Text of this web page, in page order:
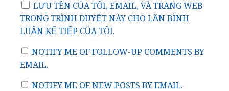
LƯU TÊN CỦA TÔI, EMAIL, VÀ TRANG WEB
TRONG TRÌNH DUYỆT NÀY CHO LẦN BÌNH
LUẬN KẾ TIẾP CỦA TÔI.
NOTIFY ME OF FOLLOW-UP COMMENTS BY
EMAIL.
NOTIFY ME OF NEW POSTS BY EMAIL.